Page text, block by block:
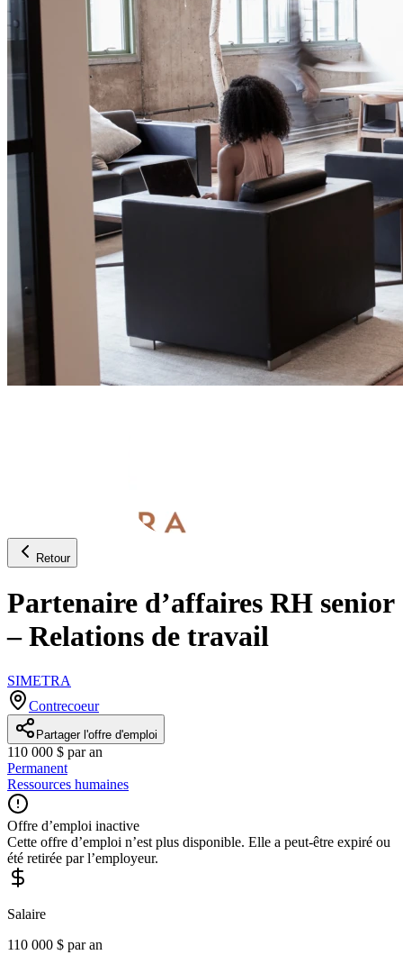
Retour
Partenaire d’affaires RH senior
– Relations de travail
SIMETRA
Contrecoeur
Partager l'offre d'emploi
110 000 $ par an
Permanent
Ressources humaines
Offre d’emploi inactive
Cette offre d’emploi n’est plus disponible. Elle a peut-être expiré ou
été retirée par l’employeur.
Salaire
110 000 $ par an